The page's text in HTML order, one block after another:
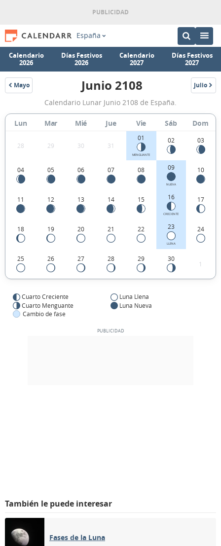
España
Calendario
2026
Días Festivos
2026
Calendario
2027
Días Festivos
2027
Mayo
2108
Calendario
Lunar
Junio
España.
Junio 2108 Julio
2108
Calendario Lunar Junio 2108 de España.
Lun Mar Mié Jue Vie Sáb Dom
28 29 30 31
01
MENGUANTE
02 03
04 05 06 07 08 09
NUEVA
10
11 12 13 14 15 16
CRECIENTE
17
18 19 20 21 22 23
LLENA
24
25 26 27 28 29 30
1
Cuarto Creciente
Luna Llena
Cuarto Menguante
Luna Nueva
Cambio de fase
También le puede interesar
Fases de la Luna